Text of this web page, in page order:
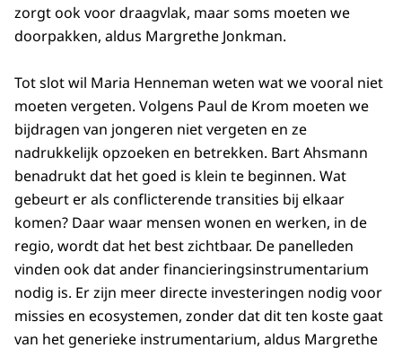
zorgt ook voor draagvlak, maar soms moeten we
doorpakken, aldus Margrethe Jonkman.
Tot slot wil Maria Henneman weten wat we vooral niet
moeten vergeten. Volgens Paul de Krom moeten we
bijdragen van jongeren niet vergeten en ze
nadrukkelijk opzoeken en betrekken. Bart Ahsmann
benadrukt dat het goed is klein te beginnen. Wat
gebeurt er als conflicterende transities bij elkaar
komen? Daar waar mensen wonen en werken, in de
regio, wordt dat het best zichtbaar. De panelleden
vinden ook dat ander financieringsinstrumentarium
nodig is. Er zijn meer directe investeringen nodig voor
missies en ecosystemen, zonder dat dit ten koste gaat
van het generieke instrumentarium, aldus Margrethe